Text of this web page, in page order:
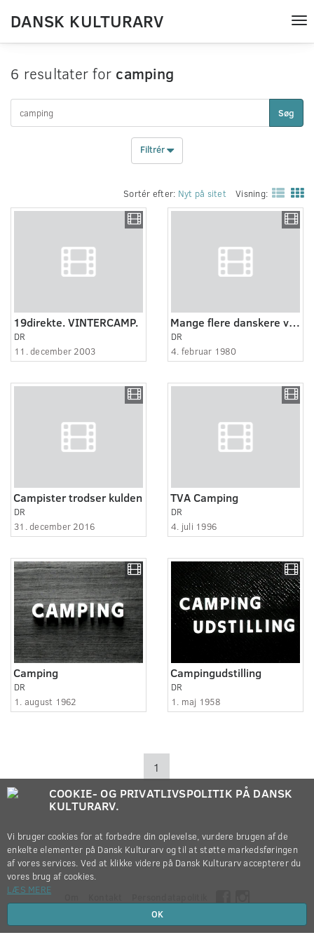
DANSK KULTURARV
6 resultater for camping
Søg
Filtrér
Sortér efter: Nyt på sitet Visning:
19direkte. VINTERCAMP.
DR
11. december 2003
Mange flere danskere vil holde campingferie
DR
4. februar 1980
Campister trodser kulden
DR
31. december 2016
TVA Camping
DR
4. juli 1996
Camping
DR
1. august 1962
Campingudstilling
DR
1. maj 1958
1
Copyright © 2012-2026
COOKIE- OG PRIVATLIVSPOLITIK PÅ DANSK
KULTURARV.
Vi bruger cookies for at forbedre din oplevelse, vurdere brugen af de
enkelte elementer på Dansk Kulturarv og til at støtte markedsføringen
af vores services. Ved at klikke videre på Dansk Kulturarv accepterer du
vores brug af cookies.
LÆS MERE
OK